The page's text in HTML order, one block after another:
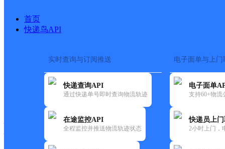
首页
快递鸟API
实时查询与订阅推送
快递查询API
通过快递单号即时查询物流轨迹
在途监控API
全程监控并推送物流轨迹状态
电子面单与上门
电子面单
支持60+物流
快递员上
2小时上门，
快运大全 快递时效